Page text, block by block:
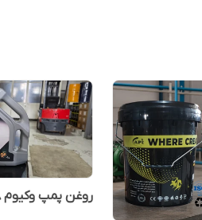
روغن پمپ وکیوم S2R68 چهار لیتری